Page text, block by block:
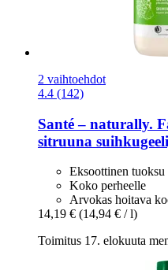
2 vaihtoehdot
4.4 (142)
Santé – naturally.
sitruuna
Eksoottinen tuoksu
Koko perheelle
Arvokas hoitava
14,19 € (14,94 € / l)
Toimitus 17. elokuuta